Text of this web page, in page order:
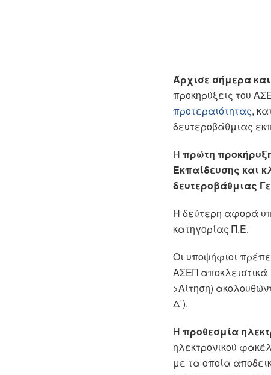
Άρχισε σήμερα
προκηρύξεις του
προτεραιότητας,
δευτεροβάθμιας
Η πρώτη
Εκπαίδευσης και
δευτεροβάθμιας
Η δεύτερη αφορά
κατηγορίας Π.Ε.
Οι υποψήφιοι
ΑΣΕΠ αποκλειστικά
>Αίτηση)
Δ΄).
Η προθεσμία
ηλεκτρονικού
με τα οποία